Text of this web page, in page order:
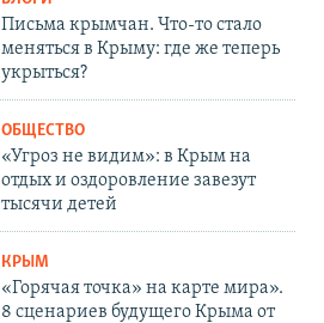
Письма крымчан. Что-то стало
меняться в Крыму: где же теперь
укрыться?
ОБЩЕСТВО
«Угроз не видим»: в Крым на
отдых и оздоровление завезут
тысячи детей
КРЫМ
«Горячая точка» на карте мира».
8 сценариев будущего Крыма от